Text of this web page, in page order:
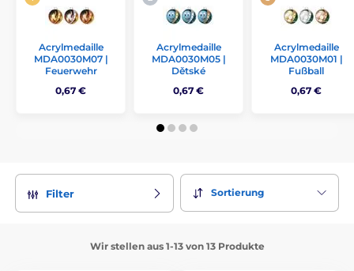
Acrylmedaille
MDA0030M07 |
Feuerwehr
0,67 €
Acrylmedaille
MDA0030M05 |
Dětské
0,67 €
Acrylmedaille
MDA0030M01 |
Fußball
0,67 €
Filter Sortierung
Wir stellen aus 1-13 von 13 Produkte